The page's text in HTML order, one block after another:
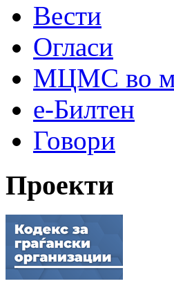
Вести
Огласи
МЦМС во
е-Билтен
Говори
Проекти